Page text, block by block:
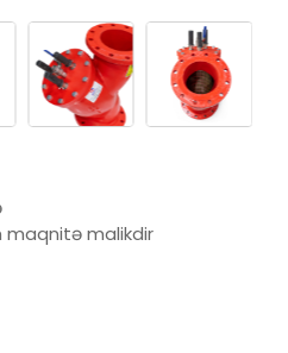
maqnitə malikdir